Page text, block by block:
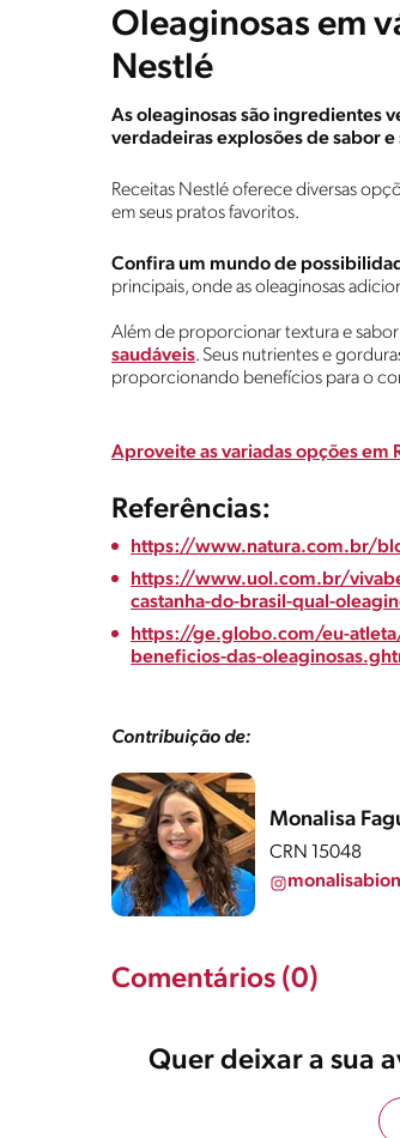
Oleaginosas em
Nestlé
As oleaginosas são ingredientes
verdadeiras explosões de sabor e
Receitas Nestlé oferece diversas
em seus pratos favoritos.
Confira um mundo de
principais, onde as oleaginosas
Além de proporcionar textura e sabor
saudáveis. Seus nutrientes e
proporcionando benefícios para o
Aproveite as variadas opções em
Referências:
https://www.natura.com.br/
https://www.uol.com.br/
castanha-do-brasil-qual-
https://ge.globo.com/eu-
beneficios-das-
Contribuição de:
Monalisa
CRN 15048
Comentários (0)
Quer deixar a sua